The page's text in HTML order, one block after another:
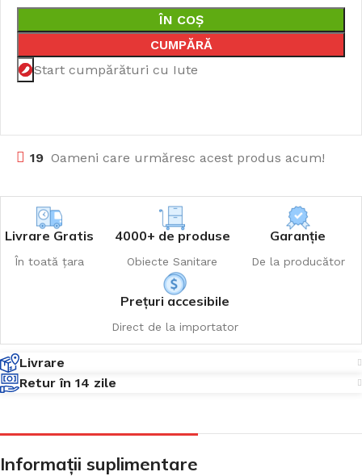
ÎN COȘ
CUMPĂRĂ
Start cumpărături cu Iute
19 Oameni care urmăresc acest produs acum!
Livrare Gratis
În toată țara
4000+ de produse
Obiecte Sanitare
Garanție
De la producător
Prețuri accesibile
Direct de la importator
Livrare
Retur în 14 zile
Informații suplimentare